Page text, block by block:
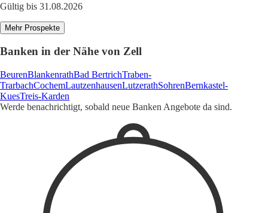
Gültig bis 31.08.2026
Mehr Prospekte
Banken in der Nähe von Zell
BeurenBlankenrathBad BertrichTraben-
TrarbachCochemLautzenhausenLutzerathSohrenBernkastel-
KuesTreis-Karden
Werde benachrichtigt, sobald neue Banken Angebote da sind.